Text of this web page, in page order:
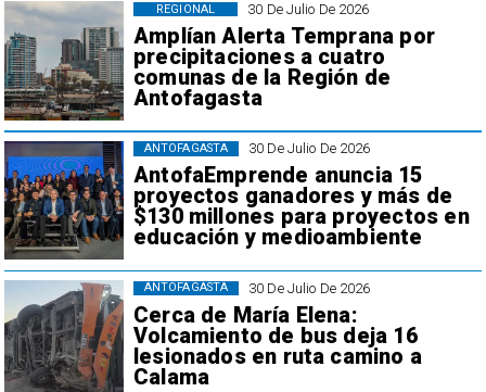
30 De Julio De 2026
Amplían Alerta Temprana por
precipitaciones a cuatro
comunas de la Región de
Antofagasta
REGIONAL
30 De Julio De 2026
AntofaEmprende anuncia 15
proyectos ganadores y más de
$130 millones para proyectos en
educación y medioambiente
ANTOFAGASTA
30 De Julio De 2026
Cerca de María Elena:
Volcamiento de bus deja 16
lesionados en ruta camino a
Calama
ANTOFAGASTA